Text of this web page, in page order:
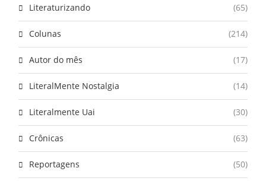
Literaturizando (65)
Colunas (214)
Autor do mês (17)
LiteralMente Nostalgia (14)
Literalmente Uai (30)
Crônicas (63)
Reportagens (50)